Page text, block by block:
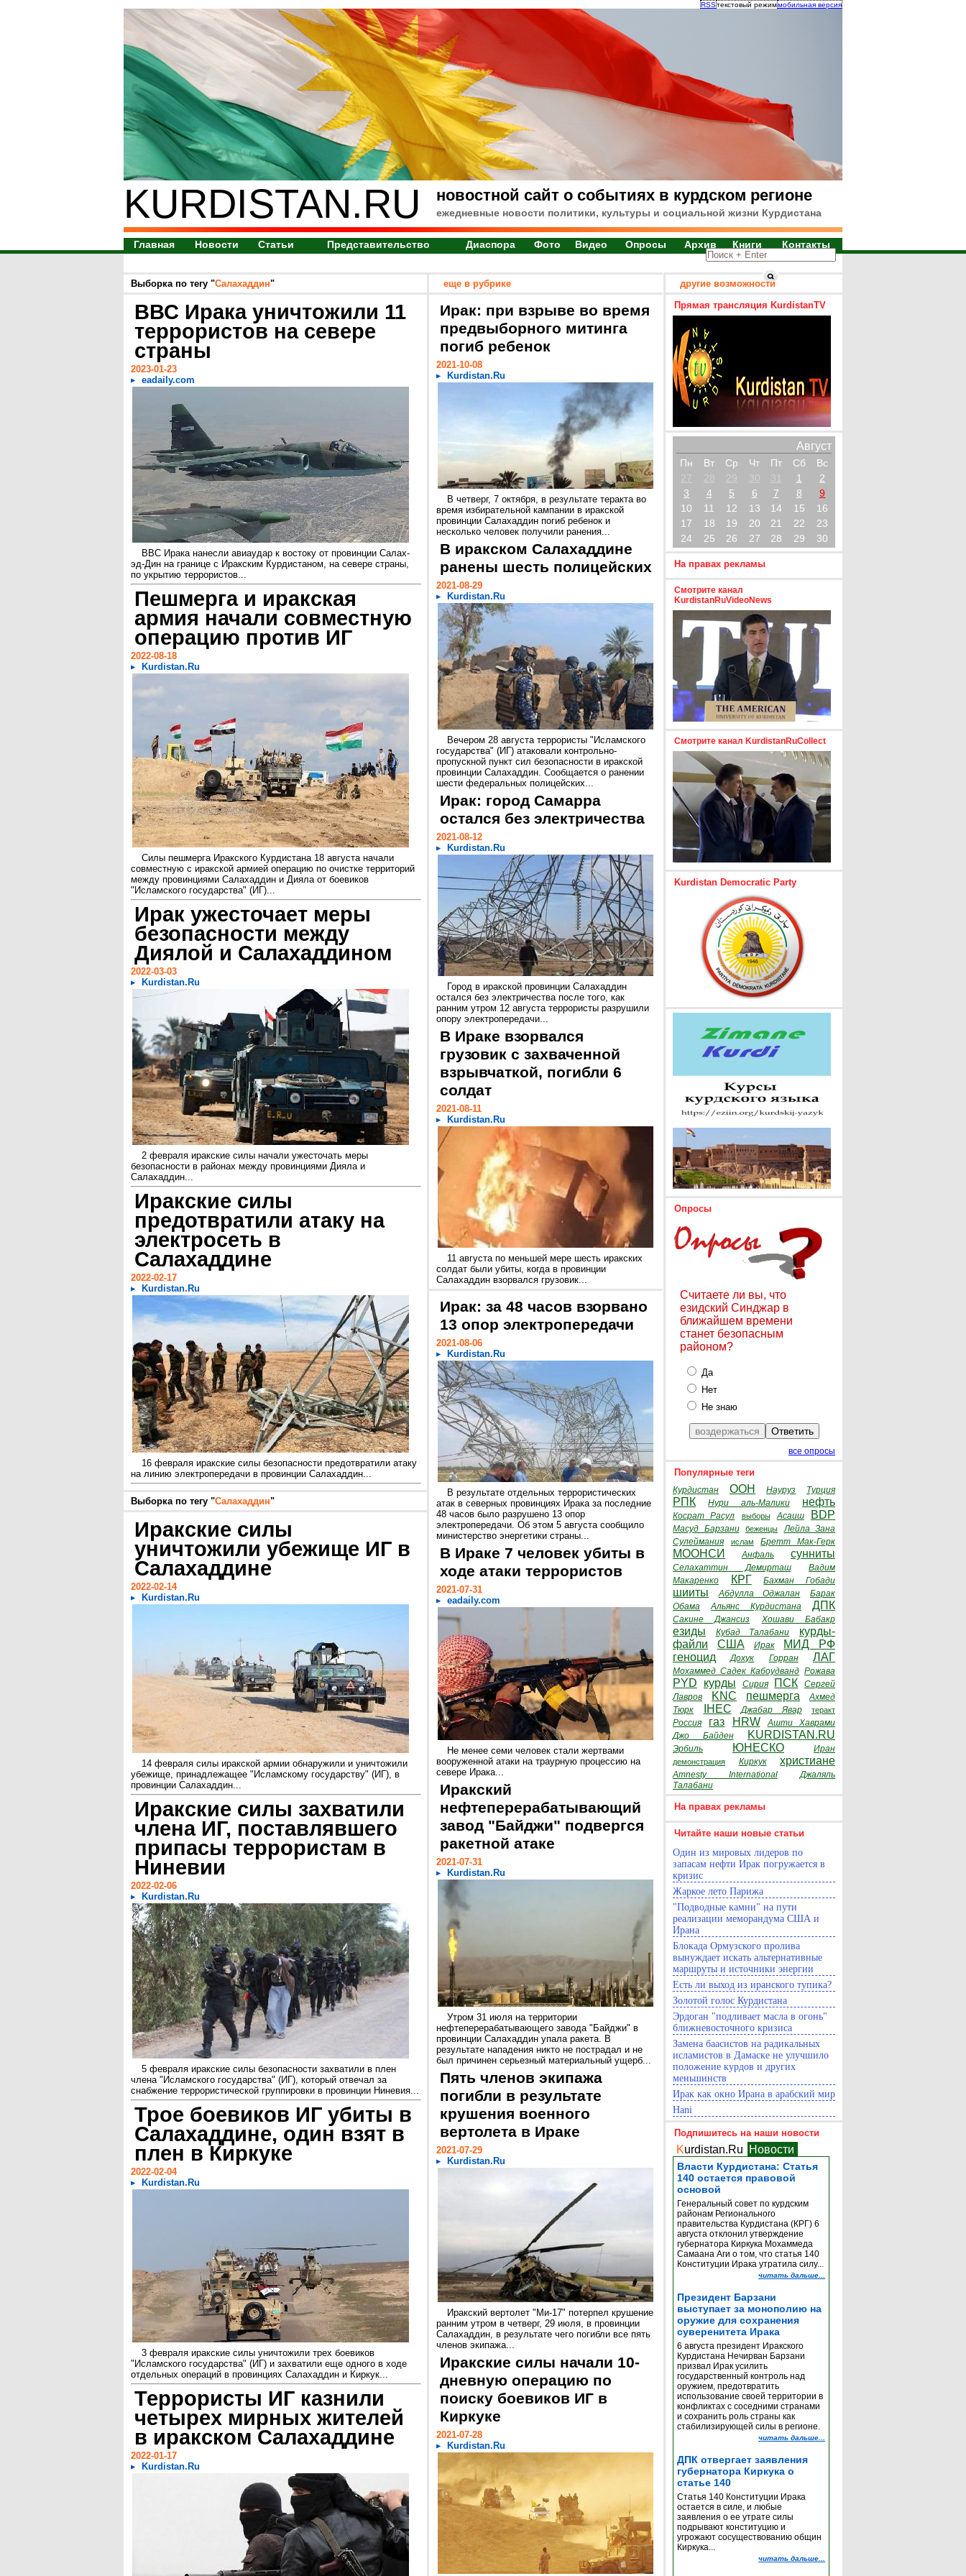
RSSтекстовый режиммобильная версия
KURDISTAN.RU новостной сайт о событиях в курдском регионе
ежедневные новости политики, культуры и социальной жизни Курдистана
Главная Новости Статьи Представительство Диаспора Фото Видео Опросы Архив Книги Контакты
Выборка по тегу "Салахаддин"
ВВС Ирака уничтожили 11
террористов на севере
страны
2023-01-23
eadaily.com
ВВС Ирака нанесли авиаудар к востоку от провинции Салах-
эд-Дин на границе с Иракским Курдистаном, на севере страны,
по укрытию террористов...
Пешмерга и иракская
армия начали совместную
операцию против ИГ
2022-08-18
Kurdistan.Ru
Силы пешмерга Иракского Курдистана 18 августа начали
совместную с иракской армией операцию по очистке территорий
между провинциями Салахаддин и Дияла от боевиков
"Исламского государства" (ИГ)...
Ирак ужесточает меры
безопасности между
Диялой и Салахаддином
2022-03-03
Kurdistan.Ru
2 февраля иракские силы начали ужесточать меры
безопасности в районах между провинциями Дияла и
Салахаддин...
Иракские силы
предотвратили атаку на
электросеть в
Салахаддине
2022-02-17
Kurdistan.Ru
16 февраля иракские силы безопасности предотвратили атаку
на линию электропередачи в провинции Салахаддин...
Выборка по тегу "Салахаддин"
Иракские силы
уничтожили убежище ИГ в
Салахаддине
2022-02-14
Kurdistan.Ru
14 февраля силы иракской армии обнаружили и уничтожили
убежище, принадлежащее "Исламскому государству" (ИГ), в
провинции Салахаддин...
Иракские силы захватили
члена ИГ, поставлявшего
припасы террористам в
Ниневии
2022-02-06
Kurdistan.Ru
5 февраля иракские силы безопасности захватили в плен
члена "Исламского государства" (ИГ), который отвечал за
снабжение террористической группировки в провинции Ниневия...
Трое боевиков ИГ убиты в
Салахаддине, один взят в
плен в Киркуке
2022-02-04
Kurdistan.Ru
3 февраля иракские силы уничтожили трех боевиков
"Исламского государства" (ИГ) и захватили еще одного в ходе
отдельных операций в провинциях Салахаддин и Киркук...
Террористы ИГ казнили
четырех мирных жителей
в иракском Салахаддине
2022-01-17
Kurdistan.Ru
еще в рубрике
Ирак: при взрыве во время
предвыборного митинга
погиб ребенок
2021-10-08
Kurdistan.Ru
В четверг, 7 октября, в результате теракта во
время избирательной кампании в иракской
провинции Салахаддин погиб ребенок и
несколько человек получили ранения...
В иракском Салахаддине
ранены шесть полицейских
2021-08-29
Kurdistan.Ru
Вечером 28 августа террористы "Исламского
государства" (ИГ) атаковали контрольно-
пропускной пункт сил безопасности в иракской
провинции Салахаддин. Сообщается о ранении
шести федеральных полицейских...
Ирак: город Самарра
остался без электричества
2021-08-12
Kurdistan.Ru
Город в иракской провинции Салахаддин
остался без электричества после того, как
ранним утром 12 августа террористы разрушили
опору электропередачи...
В Ираке взорвался
грузовик с захваченной
взрывчаткой, погибли 6
солдат
2021-08-11
Kurdistan.Ru
11 августа по меньшей мере шесть иракских
солдат были убиты, когда в провинции
Салахаддин взорвался грузовик...
Ирак: за 48 часов взорвано
13 опор электропередачи
2021-08-06
Kurdistan.Ru
В результате отдельных террористических
атак в северных провинциях Ирака за последние
48 часов было разрушено 13 опор
электропередачи. Об этом 5 августа сообщило
министерство энергетики страны...
В Ираке 7 человек убиты в
ходе атаки террористов
2021-07-31
eadaily.com
Не менее семи человек стали жертвами
вооруженной атаки на траурную процессию на
севере Ирака...
Иракский
нефтеперерабатывающий
завод "Байджи" подвергся
ракетной атаке
2021-07-31
Kurdistan.Ru
Утром 31 июля на территории
нефтеперерабатывающего завода "Байджи" в
провинции Салахаддин упала ракета. В
результате нападения никто не пострадал и не
был причинен серьезный материальный ущерб...
Пять членов экипажа
погибли в результате
крушения военного
вертолета в Ираке
2021-07-29
Kurdistan.Ru
Иракский вертолет "Ми-17" потерпел крушение
ранним утром в четверг, 29 июля, в провинции
Салахаддин, в результате чего погибли все пять
членов экипажа...
Иракские силы начали 10-
дневную операцию по
поиску боевиков ИГ в
Киркуке
2021-07-28
Kurdistan.Ru
другие возможности
Прямая трансляция KurdistanTV
Август
Пн Вт Ср Чт Пт Сб
Вс
27
28 29 30 31 1
2
3
4 5 6 7 8
9
10
11 12 13 14 15
16
17
18 19 20 21 22
23
24
25 26 27 28 29 30
На правах рекламы
Смотрите канал
KurdistanRuVideoNews
Смотрите канал KurdistanRuCollect
Kurdistan Democratic Party
Опросы
Считаете ли вы, что
езидский Синджар в
ближайшем времени
станет безопасным
районом?
Да
Нет
Не знаю
все опросы
Популярные теги
Курдистан ООН Науруз Турция
РПК Нури аль-Малики нефть
Косрат Расул выборы Асаиш BDP
Масуд Барзани беженцы
Лейла Зана
Сулеймания
ислам Бретт Мак-Герк
МООНСИ Анфаль сунниты
Селахаттин Демирташ
Вадим
Макаренко
КРГ Бахман Гобади
шииты Абдулла Оджалан
Барак
Обама
Альянс Курдистана ДПК
Сакине Джансиз Хошави Бабакр
езиды Кубад Талабани
курды-
файли
США Ирак
МИД РФ
геноцид
Дохук Горран ЛАГ
Мохаммед Садек Кабоудванд Рожава
PYD курды Сирия ПСК
Сергей
Лавров
KNC пешмерга
Ахмед
Тюрк
IHEC Джабар Явар теракт
Россия газ HRW
Ашти Хаврами
Джо Байден
KURDISTAN.RU
Эрбиль ЮНЕСКО Иран
демонстрация Киркук христиане
Amnesty International
Джаляль
Талабани
На правах рекламы
Читайте наши новые статьи
Один из мировых лидеров по
запасам нефти Ирак погружается в
кризис
Жаркое лето Парижа
"Подводные камни" на пути
реализации меморандума США и
Ирана
Блокада Ормузского пролива
вынуждает искать альтернативные
маршруты и источники энергии
Есть ли выход из иранского тупика?
Золотой голос Курдистана
Эрдоган "подливает масла в огонь"
ближневосточного кризиса
Замена баасистов на радикальных
исламистов в Дамаске не улучшило
положение курдов и других
меньшинств
Ирак как окно Ирана в арабский мир
Hani
Подпишитесь на наши новости
Kurdistan.Ru Новости
Власти Курдистана: Статья
140 остается правовой
основой
Генеральный совет по курдским
районам Регионального
правительства Курдистана (КРГ) 6
августа отклонил утверждение
губернатора Киркука Мохаммеда
Самаана Аги о том, что статья 140
Конституции Ирака утратила силу...
читать дальше...
Президент Барзани
выступает за монополию на
оружие для сохранения
суверенитета Ирака
6 августа президент Иракского
Курдистана Нечирван Барзани
призвал Ирак усилить
государственный контроль над
оружием, предотвратить
использование своей территории в
конфликтах с соседними странами
и сохранить роль страны как
стабилизирующей силы в регионе.
читать дальше...
ДПК отвергает заявления
губернатора Киркука о
статье 140
Статья 140 Конституции Ирака
остается в силе, и любые
заявления о ее утрате силы
подрывают конституцию и
угрожают сосуществованию общин
Киркука...
читать дальше...